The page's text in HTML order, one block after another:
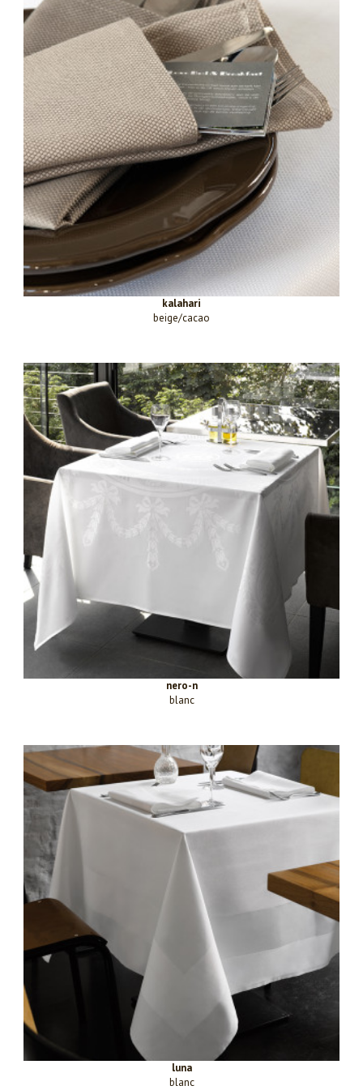
kalahari
beige/cacao
nero-n
blanc
luna
blanc